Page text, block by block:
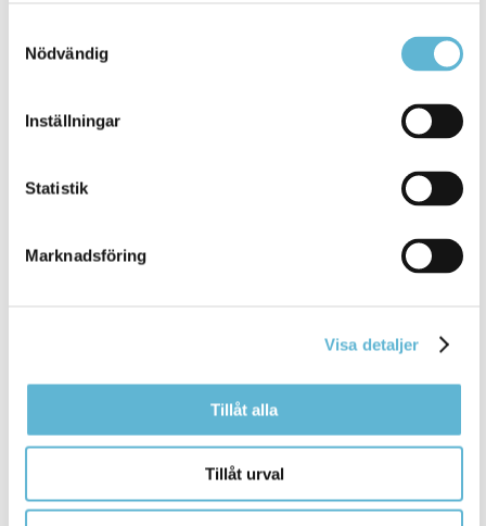
Nödvändig
Inställningar
Statistik
Marknadsföring
Visa detaljer
Tillåt alla
Tillåt urval
Bromölla Kommun
och för utvecklingen av Bromölla
Översvämning & skyfallshantering